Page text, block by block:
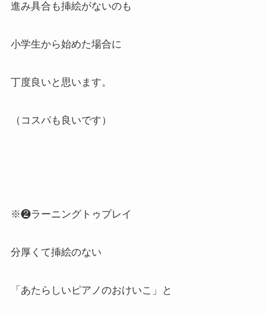
進み具合も挿絵がないのも
小学生から始めた場合に
丁度良いと思います。
（コスパも良いです）
※❷ラーニングトゥプレイ
分厚くて挿絵のない
「あたらしいピアノのおけいこ」と